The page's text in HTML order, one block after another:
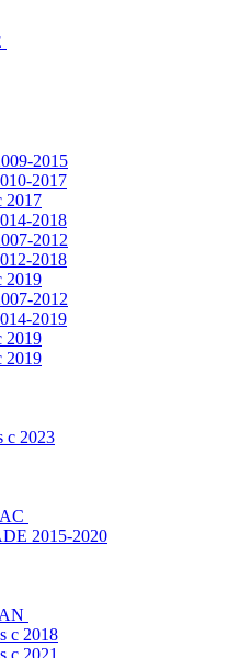
2015
2017
2017
2018
2012
2018
2019
2012
2019
2019
2019
с 2023
2015-2020
с 2018
с 2021